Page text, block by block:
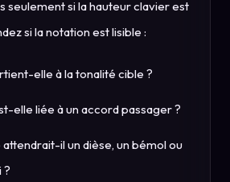
seulement si la hauteur clavier est
si la notation est lisible :
elle à la tonalité cible ?
elle liée à un accord passager ?
il un dièse, un bémol ou
?